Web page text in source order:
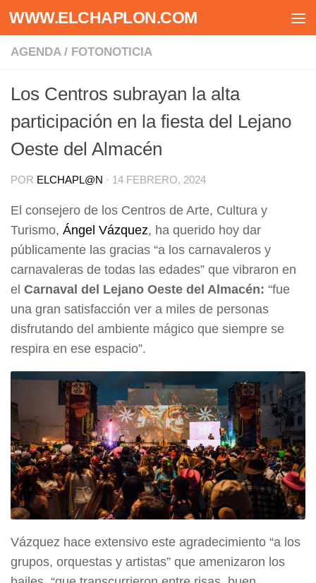
Saltar al contenido
WWW.ELCHAPLON.COM
AGENDA / FOTONOTICIA
Los Centros subrayan la alta
participación en la fiesta del Lejano
Oeste del Almacén
POR ELCHAPL@N · 14 FEBRERO, 2024
El consejero de los Centros de Arte, Cultura y
Turismo, Ángel Vázquez, ha querido hoy dar
públicamente las gracias “a los carnavaleros y
carnavaleras de todas las edades” que vibraron en
el Carnaval del Lejano Oeste del Almacén: “fue
una gran satisfacción ver a miles de personas
disfrutando del ambiente mágico que siempre se
respira en ese espacio”.
Vázquez hace extensivo este agradecimiento “a los
grupos, orquestas y artistas” que amenizaron los